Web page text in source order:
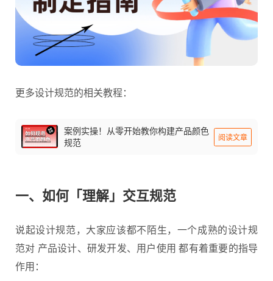
更多设计规范的相关教程：
案例实操！从零开始教你构建产品颜色
规范
阅读文章
一、如何「理解」交互规范
说起设计规范，大家应该都不陌生，一个成熟的设计规
范对 产品设计、研发开发、用户使用 都有着重要的指导
作用：